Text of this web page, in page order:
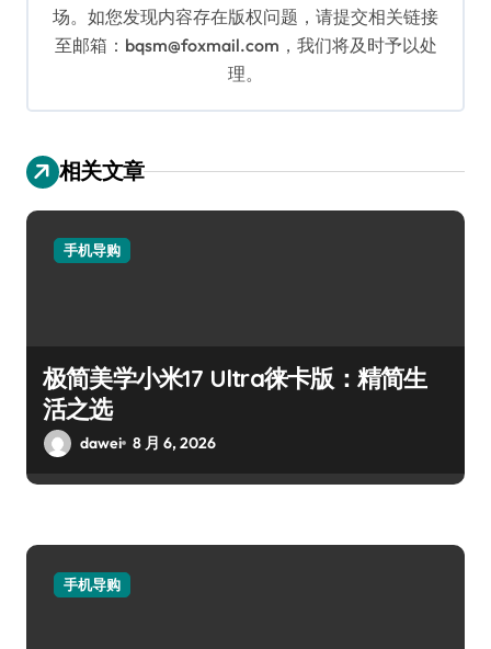
场。如您发现内容存在版权问题，请提交相关链接
至邮箱：bqsm@foxmail.com，我们将及时予以处
理。
相关文章
手机导购
极简美学小米17 Ultra徕卡版：精简生
活之选
dawei 8 月 6, 2026
手机导购